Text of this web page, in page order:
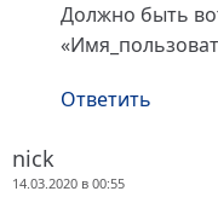
Должно быть
Ответить
nick
14.03.2020 в 00:55